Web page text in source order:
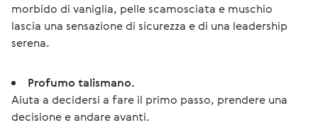
morbido di vaniglia, pelle scamosciata e muschio
lascia una sensazione di sicurezza e di una leadership
serena.
Profumo talismano.
Aiuta a decidersi a fare il primo passo, prendere una
decisione e andare avanti.